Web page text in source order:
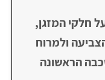
חלקי המזגן,
ולמרוח
הראשונה